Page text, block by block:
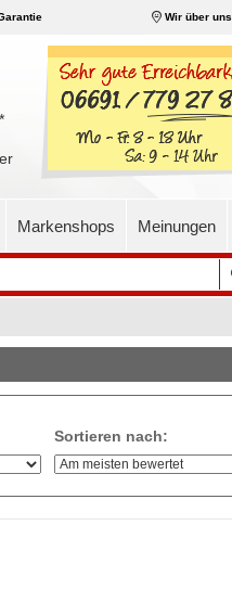
Wir über uns
*
Markenshops Meinungen
Sortieren nach: